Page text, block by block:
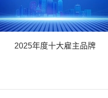
2025年度十大雇主品牌